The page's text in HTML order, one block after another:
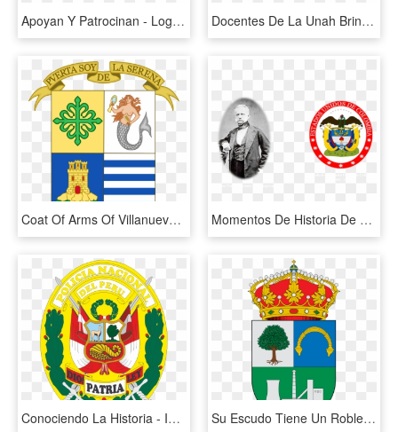
Apoyan Y Patrocinan - Logo De La Universidad Nacional De Colombia, HD Png Download Docentes De La Unah Brindarán Conferencias En La Universidad - Logos De La Ues Png, Transparent Png
Coat Of Arms Of Villanueva De La Serena - Escudo Villanueva De La Serena, HD Png Download Momentos De Historia De La Policía Nacional De Colombia - Annulment Stamp, HD Png Download
Conociendo La Historia - Imagenes Del Escudo De La Policia Nacional Del Peru, HD Png Download Su Escudo Tiene Un Roble, Como Típico Arbol Gallego - Escudo De Antas De Ulla, HD Png Download